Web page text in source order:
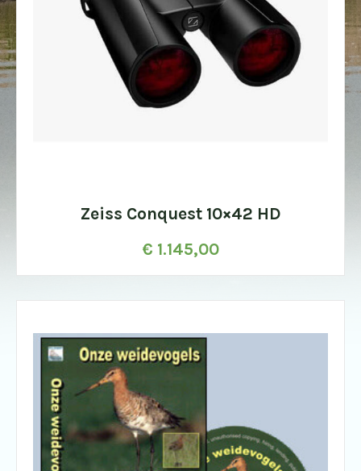
Zeiss Conquest 10×42 HD
€ 1.145,00